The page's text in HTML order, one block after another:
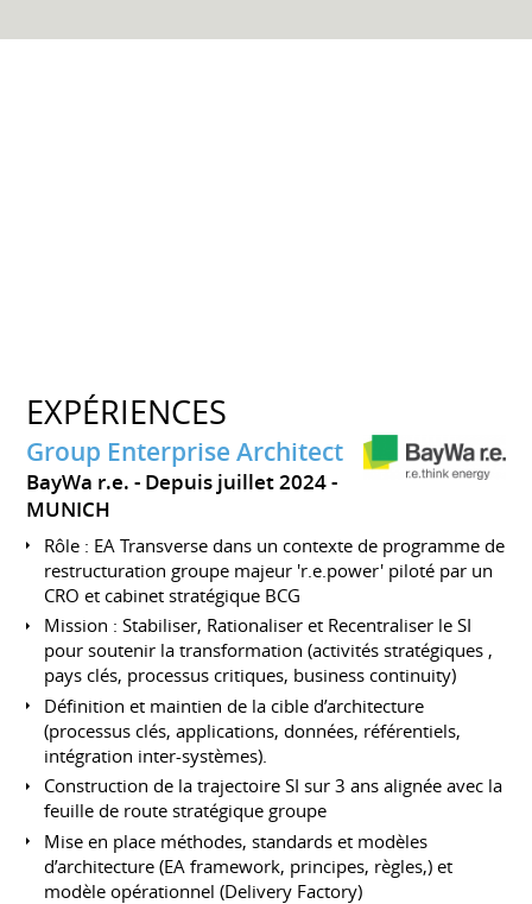
EXPÉRIENCES
Group Enterprise Architect
BayWa r.e.
Depuis juillet 2024
MUNICH
Rôle : EA Transverse dans un contexte de programme de
restructuration groupe majeur 'r.e.power' piloté par un
CRO et cabinet stratégique BCG
Mission : Stabiliser, Rationaliser et Recentraliser le SI
pour soutenir la transformation (activités stratégiques ,
pays clés, processus critiques, business continuity)
Définition et maintien de la cible d’architecture
(processus clés, applications, données, référentiels,
intégration inter-systèmes).
Construction de la trajectoire SI sur 3 ans alignée avec la
feuille de route stratégique groupe
Mise en place méthodes, standards et modèles
d’architecture (EA framework, principes, règles,) et
modèle opérationnel (Delivery Factory)